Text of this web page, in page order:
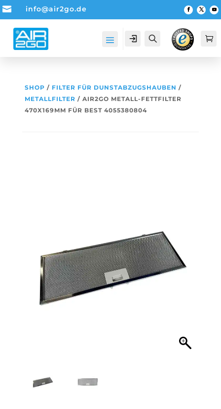
 info@air2go.de
Account Suche 
SHOP / FILTER FÜR DUNSTABZUGSHAUBEN /
METALLFILTER / AIR2GO METALL-FETTFILTER
470X169MM FÜR BEST 4055380804